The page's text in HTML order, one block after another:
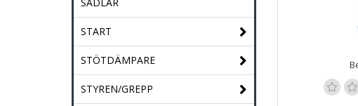
START
STÖTDÄMPARE
STYREN/GREPP